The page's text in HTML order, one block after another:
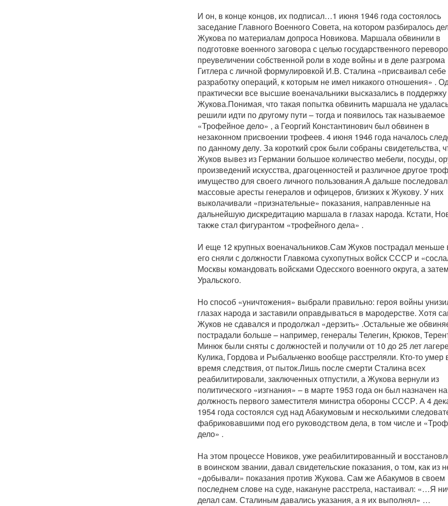
И он, в конце концов, их подписал…1 июня 1946 года состоялось
заседание Главного Военного Совета, на котором разбиралось
Жукова по материалам допроса Новикова. Маршала обвинили в
подготовке военного заговора с целью государственного
преувеличении собственной роли в ходе войны и в деле разгрома
Гитлера с личной формулировкой И.В. Сталина «присваивал себе
разработку операций, к которым не имел никакого отношения» .
практически все высшие военачальники высказались в поддержку
Жукова.Понимая, что такая попытка обвинить маршала не
решили идти по другому пути – тогда и появилось так называемое
«Трофейное дело» , а Георгий Константинович был обвинен в
незаконном присвоении трофеев. 4 июня 1946 года началось
по данному делу. За короткий срок были собраны свидетельства,
Жуков вывез из Германии большое количество мебели, посуды,
произведений искусства, драгоценностей и различное другое
имущество для своего личного пользования.А дальше
массовые аресты генералов и офицеров, близких к Жукову. У них
выколачивали «признательные» показания, направленные на
дальнейшую дискредитацию маршала в глазах народа. Кстати,
также стал фигурантом «трофейного дела» .
И еще 12 крупных военачальников.Сам Жуков пострадал меньше
его сняли с должности Главкома сухопутных войск СССР и
Москвы командовать войсками Одесского военного округа, а
Уральского.
Но способ «уничтожения» выбрали правильно: героя войны
глазах народа и заставили оправдываться в мародерстве. Хотя
Жуков не сдавался и продолжал «дерзить» .Остальные же
пострадали больше – например, генералы Телегин, Крюков,
Минюк были сняты с должностей и получили от 10 до 25 лет
Кулика, Гордова и Рыбальченко вообще расстреляли. Кто-то умер
время следствия, от пыток.Лишь после смерти Сталина всех
реабилитировали, заключенных отпустили, а Жукова вернули из
политического «изгнания» – в марте 1953 года он был назначен на
должность первого заместителя министра обороны СССР. А 4
1954 года состоялся суд над Абакумовым и несколькими
фабриковавшими под его руководством дела, в том числе и
дело» .
На этом процессе Новиков, уже реабилитированный и
в воинском звании, давал свидетельские показания, о том, как из
«добывали» показания против Жукова. Сам же Абакумов в своем
последнем слове на суде, накануне расстрела, настаивал: «…Я
делал сам. Сталиным давались указания, а я их выполнял» …